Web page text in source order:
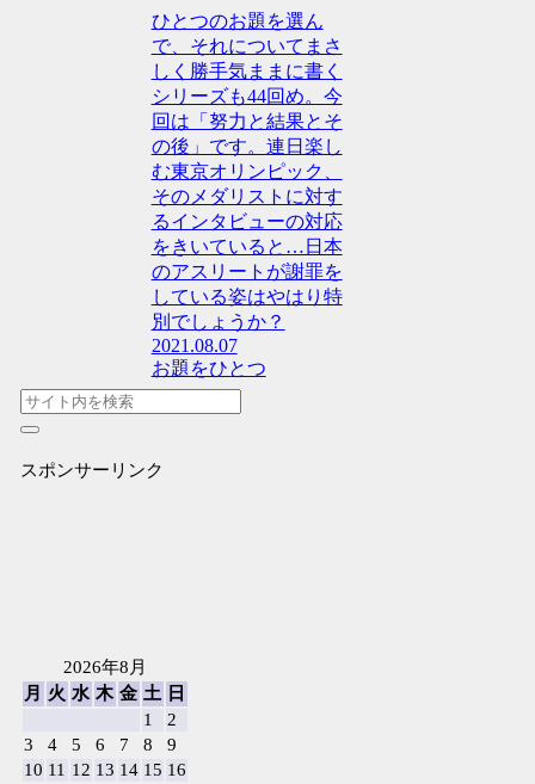
ひとつのお題を選ん
で、それについてまさ
しく勝手気ままに書く
シリーズも44回め。今
回は「努力と結果とそ
の後」です。連日楽し
む東京オリンピック、
そのメダリストに対す
るインタビューの対応
をきいていると…日本
のアスリートが謝罪を
している姿はやはり特
別でしょうか？
2021.08.07
お題をひとつ
スポンサーリンク
2026年8月
月
火 水 木 金 土
日
1
2
3
4 5 6 7 8
9
10 11 12 13 14 15 16